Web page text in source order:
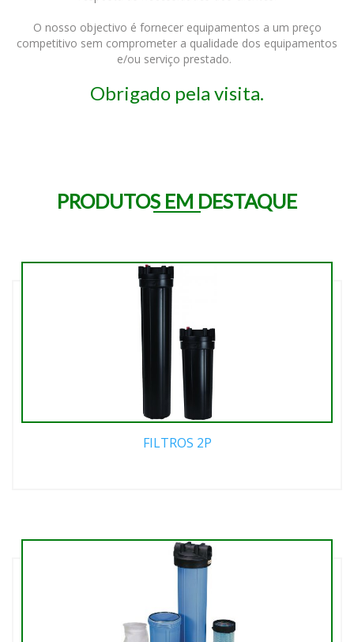
O nosso objectivo é fornecer equipamentos a um preço
competitivo sem comprometer a qualidade dos equipamentos
e/ou serviço prestado.
Obrigado pela visita.
PRODUTOS EM DESTAQUE
FILTROS 2P